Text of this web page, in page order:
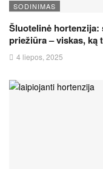
SODINIMAS
Šluotelinė hortenzija:
priežiūra – viskas, ką
4 liepos, 2025